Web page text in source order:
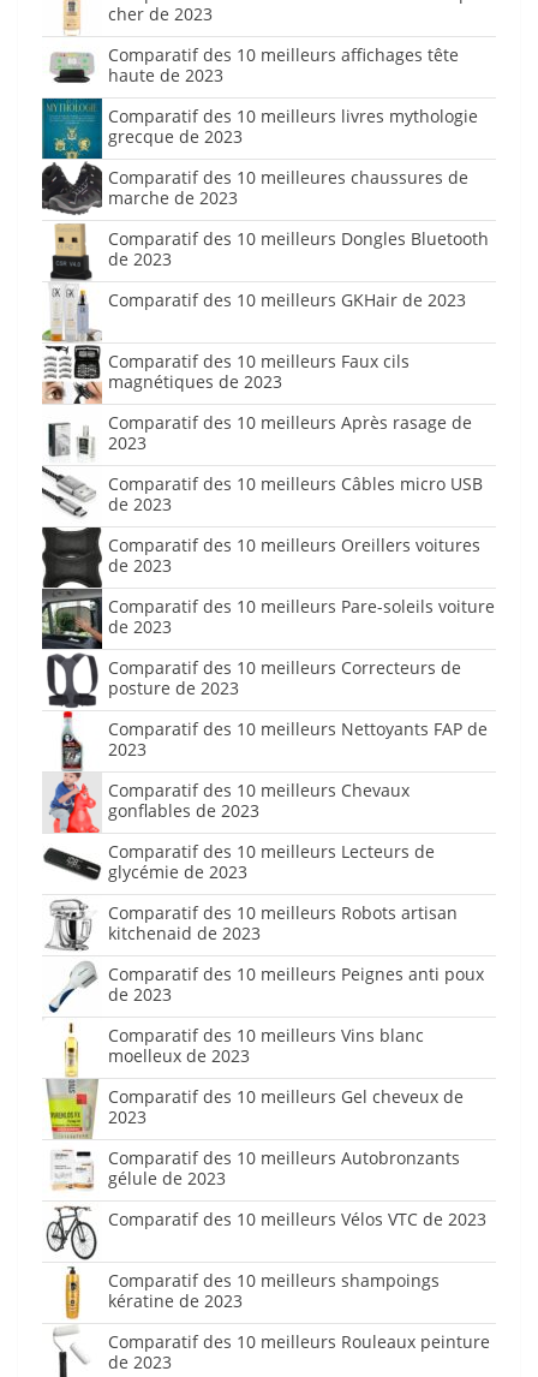
cher de 2023
Comparatif des 10 meilleurs affichages tête
haute de 2023
Comparatif des 10 meilleurs livres mythologie
grecque de 2023
Comparatif des 10 meilleures chaussures de
marche de 2023
Comparatif des 10 meilleurs Dongles Bluetooth
de 2023
Comparatif des 10 meilleurs GKHair de 2023
Comparatif des 10 meilleurs Faux cils
magnétiques de 2023
Comparatif des 10 meilleurs Après rasage de
2023
Comparatif des 10 meilleurs Câbles micro USB
de 2023
Comparatif des 10 meilleurs Oreillers voitures
de 2023
Comparatif des 10 meilleurs Pare-soleils voiture
de 2023
Comparatif des 10 meilleurs Correcteurs de
posture de 2023
Comparatif des 10 meilleurs Nettoyants FAP de
2023
Comparatif des 10 meilleurs Chevaux
gonflables de 2023
Comparatif des 10 meilleurs Lecteurs de
glycémie de 2023
Comparatif des 10 meilleurs Robots artisan
kitchenaid de 2023
Comparatif des 10 meilleurs Peignes anti poux
de 2023
Comparatif des 10 meilleurs Vins blanc
moelleux de 2023
Comparatif des 10 meilleurs Gel cheveux de
2023
Comparatif des 10 meilleurs Autobronzants
gélule de 2023
Comparatif des 10 meilleurs Vélos VTC de 2023
Comparatif des 10 meilleurs shampoings
kératine de 2023
Comparatif des 10 meilleurs Rouleaux peinture
de 2023